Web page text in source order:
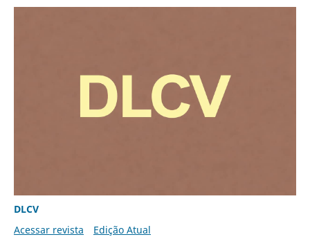
DLCV
Acessar revista
Edição Atual